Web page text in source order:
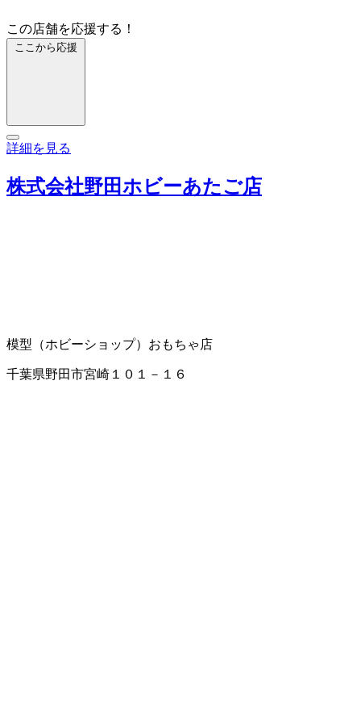
この店舗を応援する！
ここから応援
詳細を見る
株式会社野田ホビーあたご店
模型（ホビーショップ） おもちゃ店
千葉県野田市宮崎１０１－１６